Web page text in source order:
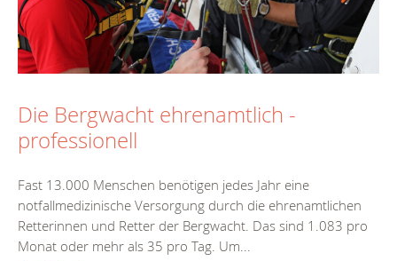
Die Bergwacht ehrenamtlich -
professionell
Fast 13.000 Menschen benötigen jedes Jahr eine
notfallmedizinische Versorgung durch die ehrenamtlichen
Retterinnen und Retter der Bergwacht. Das sind 1.083 pro
Monat oder mehr als 35 pro Tag. Um...